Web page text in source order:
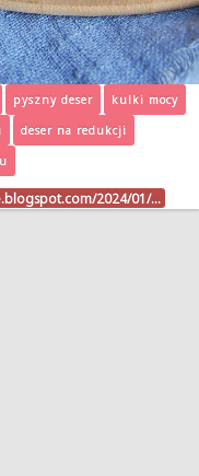
pyszny deser
kulki mocy
deser na redukcji
2024/01/…